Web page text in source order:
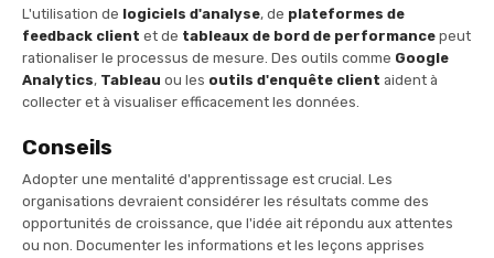
L'utilisation de logiciels d'analyse, de plateformes de
feedback client et de tableaux de bord de performance peut
rationaliser le processus de mesure. Des outils comme Google
Analytics, Tableau ou les outils d'enquête client aident à
collecter et à visualiser efficacement les données.
Conseils
Adopter une mentalité d'apprentissage est crucial. Les
organisations devraient considérer les résultats comme des
opportunités de croissance, que l'idée ait répondu aux attentes
ou non. Documenter les informations et les leçons apprises